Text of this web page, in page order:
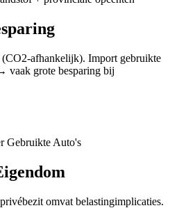
afhankelijk). Import gebruikte
vaak grote besparing bij
Gebruikte Auto's
omvat belastingimplicaties.